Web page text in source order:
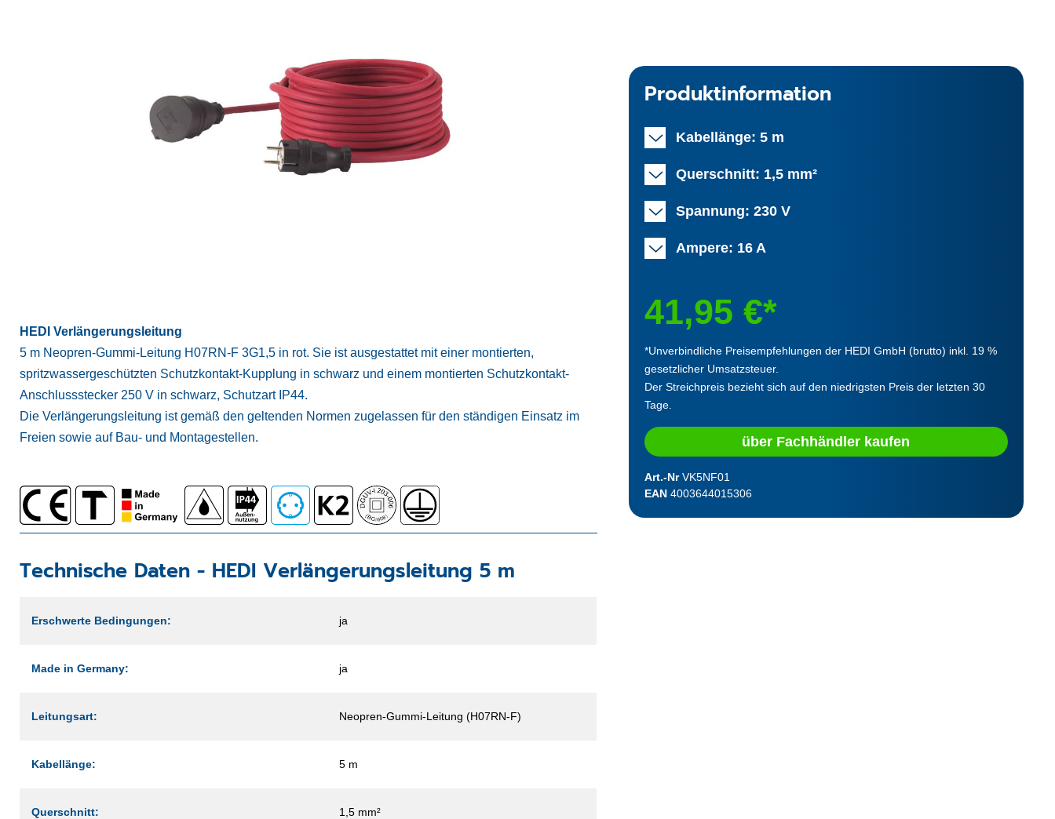
HEDI Verlängerungsleitung
5 m Neopren-Gummi-Leitung H07RN-F 3G1,5 in rot. Sie ist ausgestattet mit einer montierten,
spritzwassergeschützten Schutzkontakt-Kupplung in schwarz und einem montierten Schutzkontakt-
Anschlussstecker 250 V in schwarz, Schutzart IP44.
Die Verlängerungsleitung ist gemäß den geltenden Normen zugelassen für den ständigen Einsatz im
Freien sowie auf Bau- und Montagestellen.
Technische Daten - HEDI Verlängerungsleitung 5 m
Erschwerte Bedingungen: ja
Made in Germany: ja
Leitungsart: Neopren-Gummi-Leitung (H07RN-F)
Kabellänge: 5 m
Querschnitt: 1,5 mm²
Produktinformation
Kabellänge: 5 m
Querschnitt: 1,5 mm²
Spannung: 230 V
Ampere: 16 A
41,95 €*
*Unverbindliche Preisempfehlungen der HEDI GmbH (brutto) inkl. 19 %
gesetzlicher Umsatzsteuer.
Der Streichpreis bezieht sich auf den niedrigsten Preis der letzten 30
Tage.
über Fachhändler kaufen
Art.-NrVK5NF01
EAN 4003644015306